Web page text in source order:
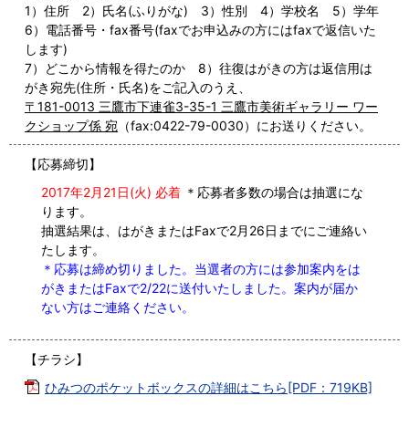
1）住所 2）氏名(ふりがな) 3）性別 4）学校名 5）学年
6）電話番号・fax番号(faxでお申込みの方にはfaxで返信いた
します)
7）どこから情報を得たのか 8）往復はがきの方は返信用は
がき宛先(住所・氏名)をご記入のうえ、
〒181-0013 三鷹市下連雀3-35-1 三鷹市美術ギャラリー ワー
クショップ係 宛 （fax:0422-79-0030）にお送りください。
【応募締切】
2017年2月21日(火) 必着 ＊応募者多数の場合は抽選にな
ります。
抽選結果は、はがきまたはFaxで2月26日までにご連絡い
たします。
＊応募は締め切りました。当選者の方には参加案内をは
がきまたはFaxで2/22に送付いたしました。案内が届か
ない方はご連絡ください。
【チラシ】
ひみつのポケットボックスの詳細はこちら[PDF：719KB]